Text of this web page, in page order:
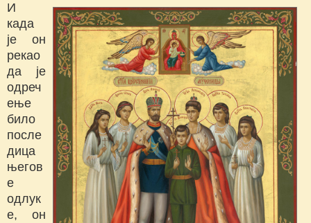
И
када
је он
рекао
да је
одреч
ење
било
после
дица
његов
е
одлук
е, он